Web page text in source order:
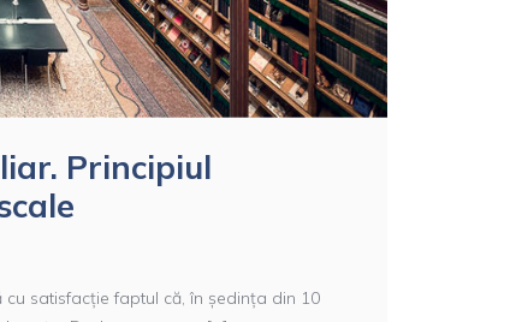
Principiul
satisfacție faptul că, în ședința din 10